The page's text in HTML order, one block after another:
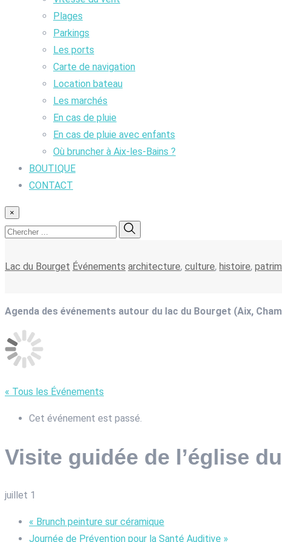
Plages
Parkings
Les ports
Carte de navigation
Location bateau
Les marchés
En cas de pluie
En cas de pluie avec enfants
Où bruncher à Aix-les-Bains ?
BOUTIQUE
CONTACT
×
Lac du Bourget Événements architecture, culture, histoire,
Agenda des événements autour du lac du Bourget (Aix,
« Tous les Événements
Cet événement est passé.
Visite guidée de l’église
juillet 1
« Brunch peinture sur céramique
Journée de Prévention pour la Santé Auditive »